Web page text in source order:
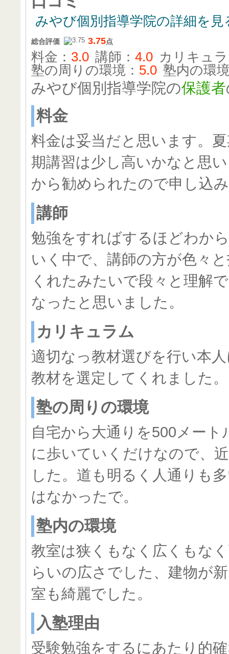
みやび個別指導学院の詳細を見
総合評価 3.75点
料金： 3.0 講師： 4.0 カリキュ
塾の周りの環境： 5.0 塾内の環
みやび個別指導学院の保護者
料金
料金は妥当だと思います。
期講習は少し高いかなと思
から勧められたので申し込
講師
勉強をすればするほどわか
いく中で、講師の方が色々
くれたみたいで段々と理解
なったと思いました。
カリキュラム
適切なっ教材選びを行い本
教材を選定してくれました。
塾の周りの環境
自宅から大通りを500メート
に歩いていくだけなので、
した。道も明るく人通りも
はなかったで。
塾内の環境
教室は狭くもなく広くもな
らいの広さでした、建物が
室も綺麗でした。
入塾理由
受験勉強をするにあたり的